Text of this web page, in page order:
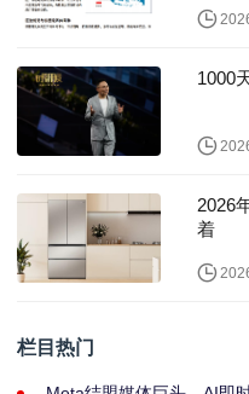
1000
2026
着
栏目热门